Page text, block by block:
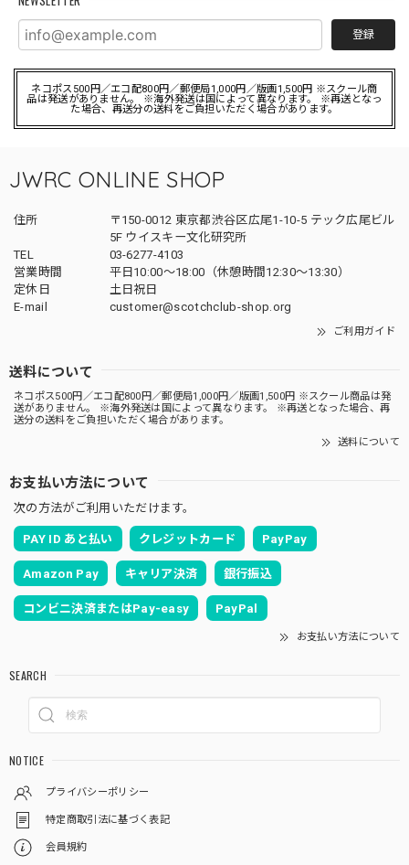
登録
ネコポス500円／エコ配800円／郵便局1,000円／版画1,500円 ※スクール商
品は発送がありません。 ※海外発送は国によって異なります。 ※再送となっ
た場合、再送分の送料をご負担いただく場合があります。
JWRC ONLINE SHOP
住所
〒150-0012 東京都渋谷区広尾1-10-5 テック広尾ビル
5F ウイスキー文化研究所
TEL
03-6277-4103
営業時間
平日10:00～18:00（休憩時間12:30～13:30）
定休日
土日祝日
E-mail
customer@scotchclub-shop.org
ご利用ガイド
送料について
ネコポス500円／エコ配800円／郵便局1,000円／版画1,500円 ※スクール商品は発
送がありません。 ※海外発送は国によって異なります。 ※再送となった場合、再
送分の送料をご負担いただく場合があります。
送料について
お支払い方法について
次の方法がご利用いただけます。
PAY ID あと払い クレジットカード PayPay
Amazon Pay キャリア決済 銀行振込
コンビニ決済またはPay-easy PayPal
お支払い方法について
SEARCH
NOTICE
プライバシーポリシー
特定商取引法に基づく表記
会員規約